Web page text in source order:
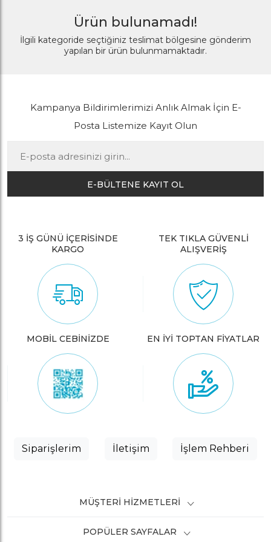
Ürün bulunamadı!
İlgili kategoride seçtiğiniz teslimat bölgesine gönderim
yapılan bir ürün bulunmamaktadır.
Kampanya Bildirimlerimizi Anlık Almak İçin E-
Posta Listemize Kayıt Olun
E-BÜLTENE KAYIT OL
3 İŞ GÜNÜ İÇERİSİNDE
KARGO
TEK TIKLA GÜVENLİ
ALIŞVERİŞ
MOBİL CEBİNİZDE EN İYİ TOPTAN FİYATLAR
Siparişlerim İletişim İşlem Rehberi
MÜŞTERI HIZMETLERI
POPÜLER SAYFALAR